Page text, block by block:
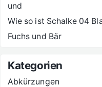
und
Wie so ist Schalke 04
Fuchs und Bär
Kategorien
Abkürzungen